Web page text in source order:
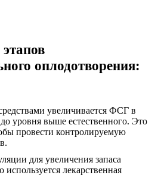
оплодотворения:
увеличивается ФСГ в
уровня выше естественного. Это
провести контролируемую
для увеличения запаса
используется лекарственная